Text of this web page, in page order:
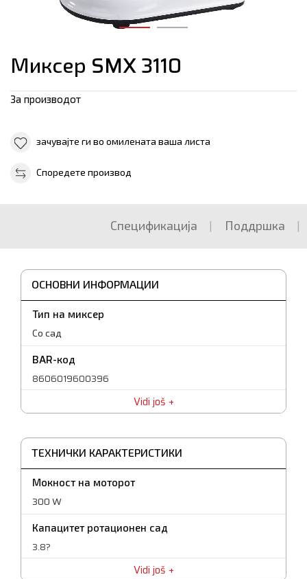
Миксер SMX 3110
За производот
зачувајте ги во омилената ваша листа
Споредете производ
Спецификација Поддршка
ОСНОВНИ ИНФОРМАЦИИ
Тип на миксер
Со сад
BAR-код
8606019600396
Гаранција
25 месеци
Vidi još
ТЕХНИЧКИ КАРАКТЕРИСТИКИ
Мокност на моторот
300 W
Капацитет ротационен сад
3.8?
Vidi još